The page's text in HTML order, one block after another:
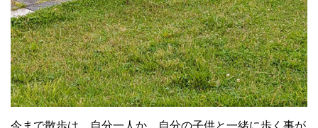
今まで散歩は、自分一人か、自分の子供と一緒に歩く事が